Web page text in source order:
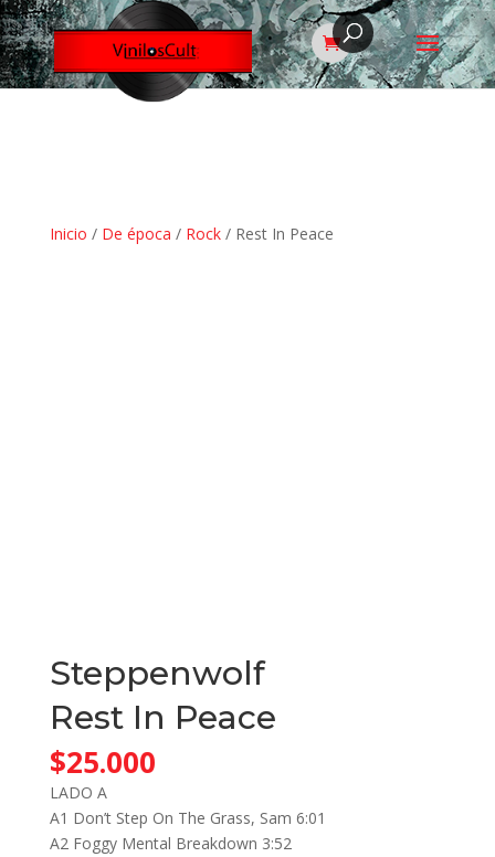
Inicio / De época / Rock/ Rest In Peace
Steppenwolf
Rest In Peace
$25.000
LADO A
A1 Don’t Step On The Grass, Sam 6:01
A2 Foggy Mental Breakdown 3:52